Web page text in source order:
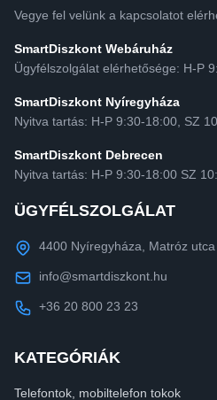
Vegye fel velünk a kapcsolatot
SmartDiszkont Webáruház
Ügyfélszolgálat elérhetősége: H-P
SmartDiszkont Nyíregyháza
Nyitva tartás: H-P 9:30-18:00, SZ
SmartDiszkont Debrecen
Nyitva tartás: H-P 9:30-18:00 SZ
ÜGYFÉLSZOLGÁLAT
4400 Nyíregyháza, Matróz
info@smartdiszkont.hu
+36 20 800 23 23
KATEGÓRIÁK
Telefontok, mobiltelefon tokok